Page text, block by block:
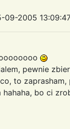
09-2005
pewnie
to
bo ci